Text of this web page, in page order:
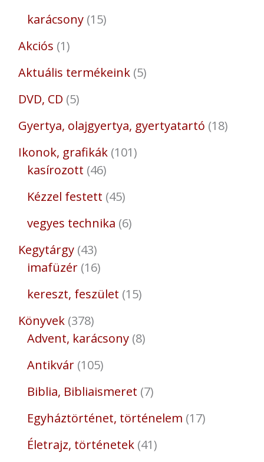
karácsony 15
Akciós 1
Aktuális termékeink 5
DVD, CD 5
Gyertya, olajgyertya, gyertyatartó 18
Ikonok, grafikák 101
kasírozott 46
Kézzel festett 45
vegyes technika 6
Kegytárgy 43
imafüzér 16
kereszt, feszület 15
Könyvek 378
Advent, karácsony 8
Antikvár 105
Biblia, Bibliaismeret 7
Egyháztörténet, történelem 17
Életrajz, történetek 41